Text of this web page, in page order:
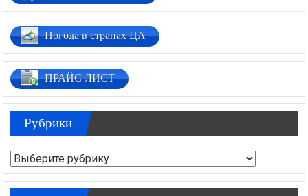
Погода в странах ЦА
ПРАЙС ЛИСТ
Рубрики
Рубрики